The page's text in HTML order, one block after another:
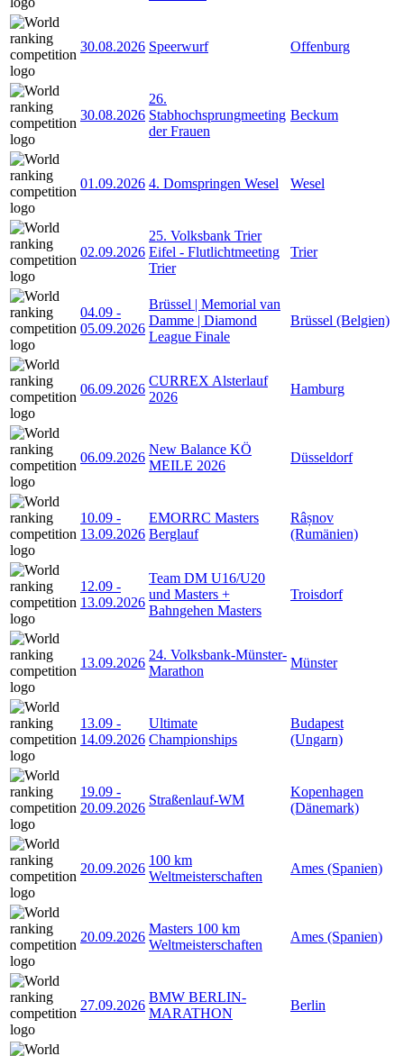
30.08.2026 Speerwurf Offenburg
30.08.2026
26.
Stabhochsprungmeeting
der Frauen
Beckum
01.09.2026 4. Domspringen Wesel Wesel
02.09.2026
25. Volksbank Trier
Eifel - Flutlichtmeeting
Trier
Trier
04.09 -
05.09.2026
Brüssel | Memorial van
Damme | Diamond
League Finale
Brüssel (Belgien)
06.09.2026
CURREX Alsterlauf
2026
Hamburg
06.09.2026
New Balance KÖ
MEILE 2026
Düsseldorf
10.09 -
13.09.2026
EMORRC Masters
Berglauf
Râșnov
(Rumänien)
12.09 -
13.09.2026
Team DM U16/U20
und Masters +
Bahngehen Masters
Troisdorf
13.09.2026
24. Volksbank-Münster-
Marathon
Münster
13.09 -
14.09.2026
Ultimate
Championships
Budapest
(Ungarn)
19.09 -
20.09.2026
Straßenlauf-WM
Kopenhagen
(Dänemark)
20.09.2026
100 km
Weltmeisterschaften
Ames (Spanien)
20.09.2026
Masters 100 km
Weltmeisterschaften
Ames (Spanien)
27.09.2026
BMW BERLIN-
MARATHON
Berlin